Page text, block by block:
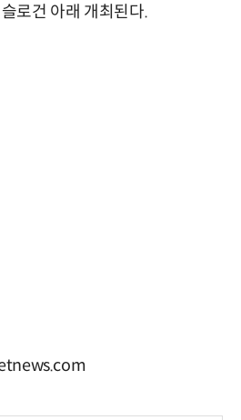
로건 아래 개최된다.